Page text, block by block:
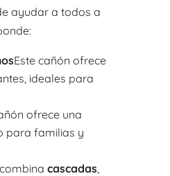
ayudar a todos a
Este cañón ofrece
ideales para
ofrece una
para familias y
cascadas,